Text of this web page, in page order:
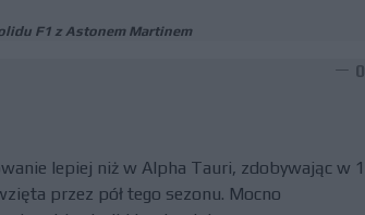
F1 z Astonem Martinem
0
lepiej niż w Alpha Tauri, zdobywając w 1
przez pół tego sezonu. Mocno